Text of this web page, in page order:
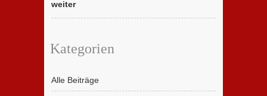
weiter
Kategorien
Alle Beiträge